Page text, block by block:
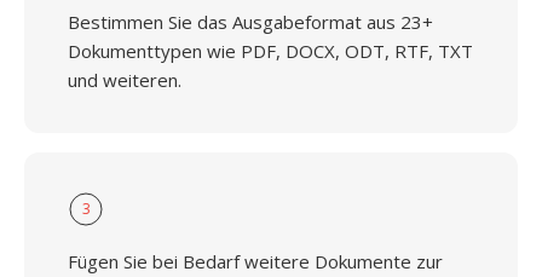
Bestimmen Sie das Ausgabeformat aus 23+
Dokumenttypen wie PDF, DOCX, ODT, RTF, TXT
und weiteren.
3
Fügen Sie bei Bedarf weitere Dokumente zur